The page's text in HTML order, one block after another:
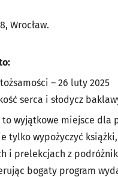
Wrocław.
– 26 luty 2025
serca i słodycz
to wyjątkowe miejsce dla
tylko wypożyczyć
i prelekcjach z
bogaty program